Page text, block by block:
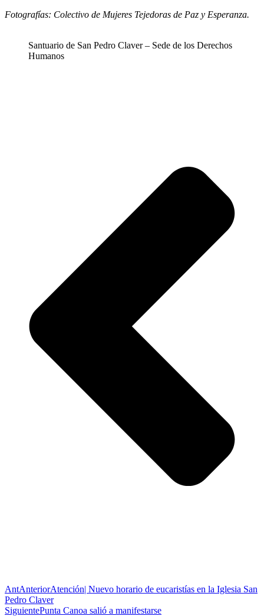
Fotografías: Colectivo de Mujeres Tejedoras de Paz y Esperanza.
Santuario de San Pedro Claver – Sede de los Derechos
Humanos
AntAnteriorAtención| Nuevo horario de eucaristías en la Iglesia San
Pedro Claver
SiguientePunta Canoa salió a manifestarse